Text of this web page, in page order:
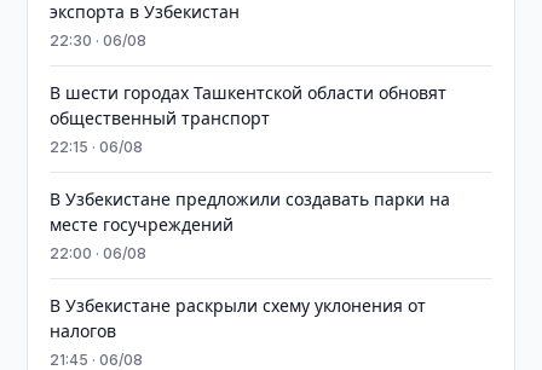
экспорта в Узбекистан
22:30 · 06/08
В шести городах Ташкентской области обновят
общественный транспорт
22:15 · 06/08
В Узбекистане предложили создавать парки на
месте госучреждений
22:00 · 06/08
В Узбекистане раскрыли схему уклонения от
налогов
21:45 · 06/08